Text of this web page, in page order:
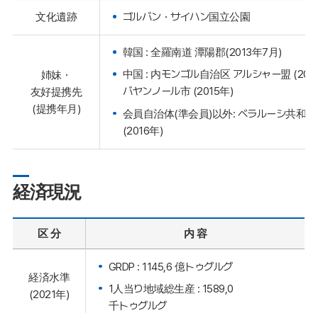
文化遺跡 ゴルバン・サイハン国立公園
姉妹・
友好提携先
(提携年月)
韓国 : 全羅南道 潭陽郡(2013年7月)
中国 : 内モンゴル自治区 アルシャー盟
バヤンノール市 (2015年)
会員自治体(準会員)以外: ベラルーシ共和国
(2016年)
経済現況
区 分 内 容
経済水準
(2021年)
GRDP : 1145,6 億トゥグルグ
1人当り地域総生産 : 1589,0
千トゥグルグ